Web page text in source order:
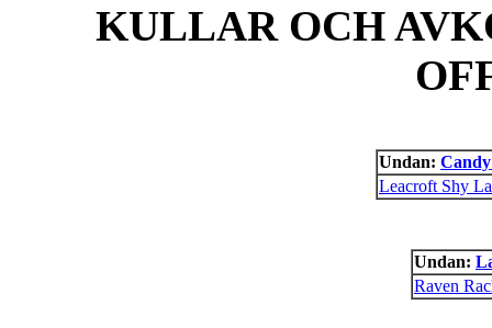
KULLAR OCH
Undan:
Leacroft Shy
Undan:
Raven